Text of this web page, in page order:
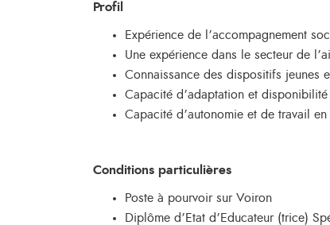
Profil
Expérience de l’accompagnement
Une expérience dans le secteur de
Connaissance des dispositifs jeunes
Capacité d’adaptation et disponibilité
Capacité d’autonomie et de travail
Conditions particulières
Poste à pourvoir sur Voiron
Diplôme d’Etat d’Educateur (trice)